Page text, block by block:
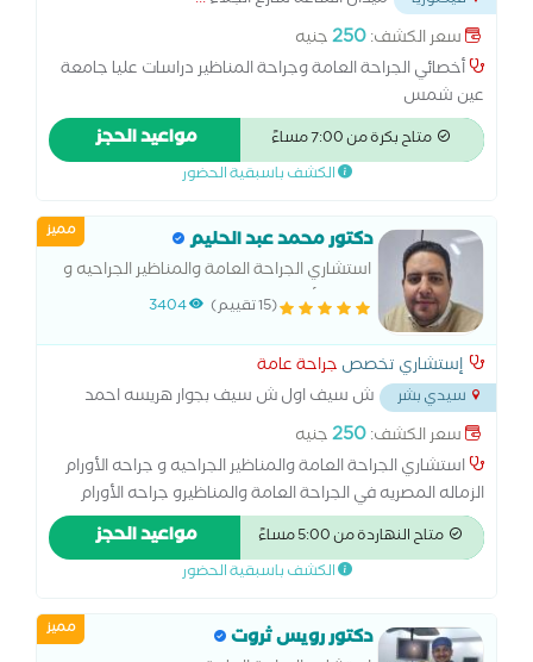
سعر الكشف:250جنيه
أخصائي الجراحة العامة وجراحة المناظير دراسات عليا جامعة
عين شمس
متاح بكرة من 7:00 مساءً مواعيد الحجز
الكشف باسبقية الحضور
مميز دكتور محمد عبد الحليم
استشاري الجراحة العامة والمناظير الجراحيه و
جراحه الأورام الزماله المصريه في الجراحة
ابوقير العام
(15 تقييم) 3404
إستشاري تخصص جراحة عامة
سيدي بشر
ش سيف اول ش سيف بجوار هريسه احمد
سعر الكشف:250جنيه
استشاري الجراحة العامة والمناظير الجراحيه و جراحه الأورام
الزماله المصريه في الجراحة العامة والمناظيرو جراحه الأورام
خبره في الجراحة اكتر 10 سنوات خبره بالعمل في مستشفيات
التأمين الصحي ومستشفيات وزاره الصحه استشاري الجراحة
العامة في مستشفى ابوقير العام جراحه عامه و جراحه المناظير
متاح النهاردة من 5:00 مساءً مواعيد الحجز
الكشف باسبقية الحضور
مميز دكتور رويس ثروت